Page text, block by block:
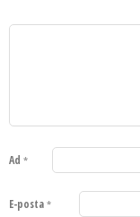
Ad *
E-posta *